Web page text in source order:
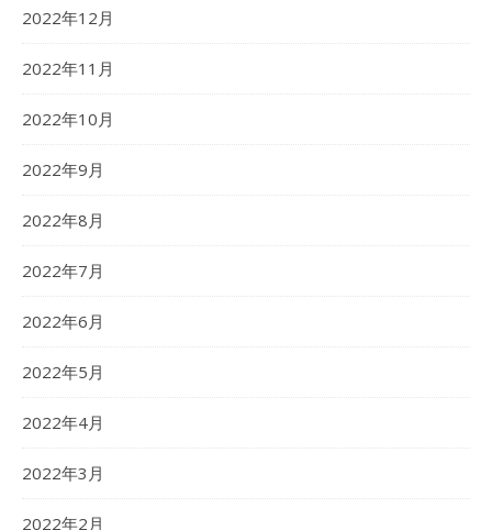
2022年12月
2022年11月
2022年10月
2022年9月
2022年8月
2022年7月
2022年6月
2022年5月
2022年4月
2022年3月
2022年2月